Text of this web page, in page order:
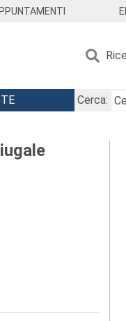
Cerca: